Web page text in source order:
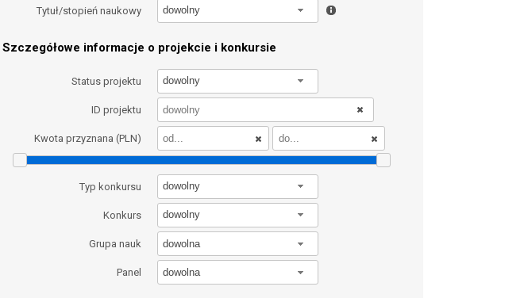
Tytuł/stopień naukowy dowolny
Szczegółowe informacje o projekcie i konkursie
Status projektu dowolny
ID projektu
Kwota przyznana (PLN)
Typ konkursu dowolny
Konkurs dowolny
Grupa nauk dowolna
Panel dowolna